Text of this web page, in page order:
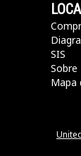
SIS
Sobre
Mapa